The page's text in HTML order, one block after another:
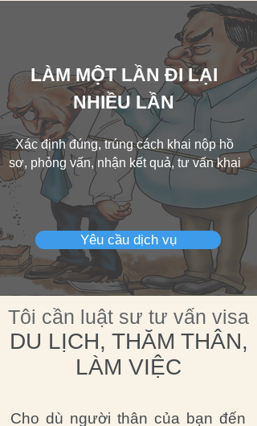
LÀM MỘT LẦN ĐI LẠI
NHIỀU LẦN
Xác định đúng, trúng cách khai nộp hồ
sơ, phỏng vấn, nhận kết quả, tư vấn khai
Yêu cầu dịch vụ
Tôi cần luật sư tư vấn visa
DU LỊCH, THĂM THÂN,
LÀM VIỆC
Cho dù người thân của bạn đến